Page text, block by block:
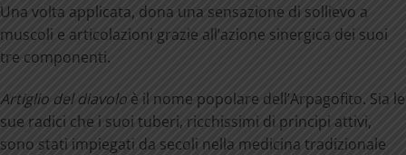
Una volta applicata, dona una sensazione di sollievo a
muscoli e articolazioni grazie all’azione sinergica dei suoi
tre componenti.
Artiglio del diavolo è il nome popolare dell’Arpagofito. Sia le
sue radici che i suoi tuberi, ricchissimi di principi attivi,
sono stati impiegati da secoli nella medicina tradizionale